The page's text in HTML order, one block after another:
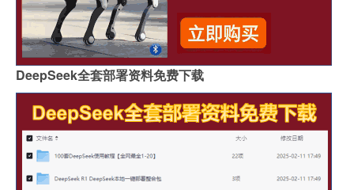
DeepSeek全套部署资料免费下载